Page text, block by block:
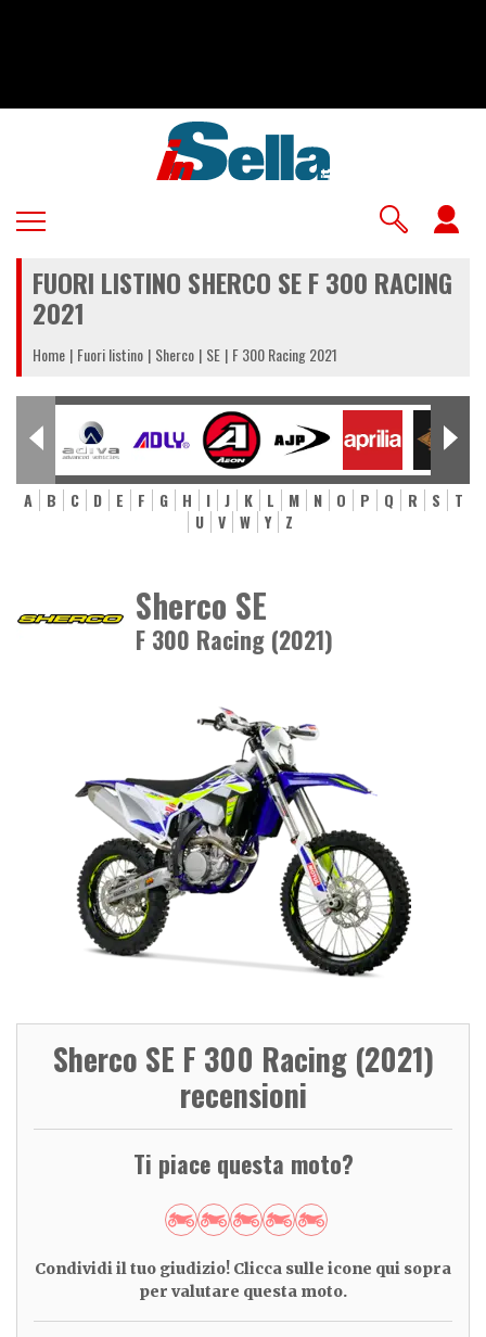
FUORI LISTINO SHERCO SE F 300 RACING
2021
Home Fuori listino Sherco SE F 300 Racing 2021
A B C D E F G H I J K L M N O P Q R S
T
U
V W Y Z
Sherco SE
F 300 Racing (2021)
Sherco SE F 300 Racing (2021)
recensioni
Ti piace questa moto?
Condividi il tuo giudizio! Clicca sulle icone qui sopra
per valutare questa moto.